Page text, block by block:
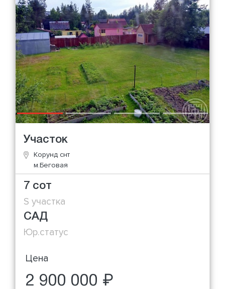
Участок
Корунд снт
м.Беговая
7 сот
S участка
САД
Юр.статус
Цена
2 900 000 ₽